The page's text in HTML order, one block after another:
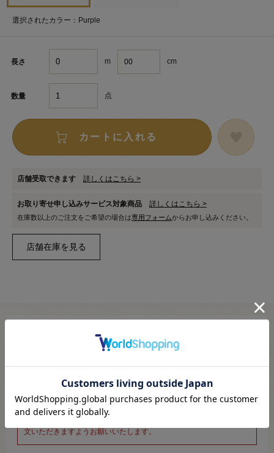
選択されたカラー：Purple
長さ m cm
数量 点
カートに入れる
店舗受取できます 詳しくはこちら >
お取り寄せ申し込みサービス対象商品 詳しくはこちら >
在庫数以上のご注文をご希望の場合は専用フォームからお申し込みください。
※新宿オカダヤ本店お取り扱い商品のご注文専用ページです※
をご確認いただいた上でご注文いただけるページです。
そのため、商品画像および詳細は記載しておりません。
口では承っておりません。
併せて下記のご説明事項につきましてもご確認、ご了承の上、ご注
文いただきますようお願いいたします。